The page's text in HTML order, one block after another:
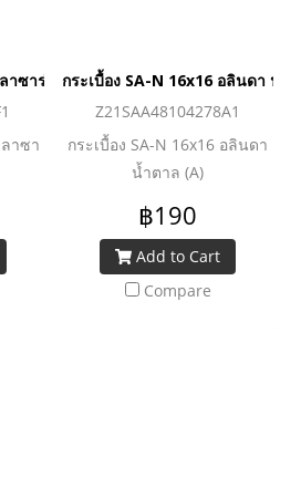
าซาร่า-น้ำตาล (R) (A)
ลาซา
กระเบื้อง SA-N 16x16 อลินดา น้ำ
Z21SAA48104278A1
กระเบื้อง SA-N 16x16 อลินดา
น้ำตาล (A)
฿190
Add to Cart
Compare